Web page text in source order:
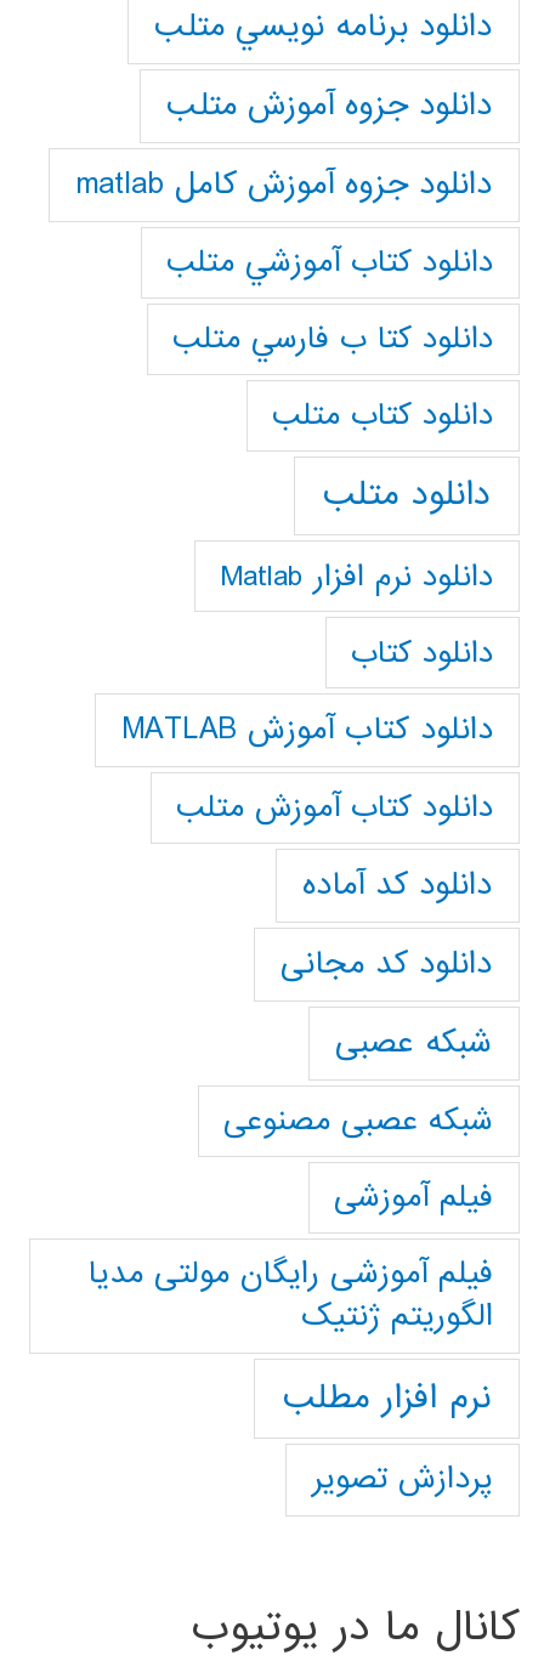
دانلود برنامه نويسي متلب
دانلود جزوه آموزش متلب
دانلود جزوه آموزش کامل matlab
دانلود كتاب آموزشي متلب
دانلود كتا ب فارسي متلب
دانلود كتاب متلب
دانلود متلب
دانلود نرم افزار Matlab
دانلود کتاب
دانلود کتاب آموزش MATLAB
دانلود کتاب آموزش متلب
دانلود کد آماده
دانلود کد مجانی
شبکه عصبی
شبکه عصبی مصنوعی
فیلم آموزشی
فیلم آموزشی رایگان مولتی مدیا
الگوریتم ژنتیک
نرم افزار مطلب
پردازش تصویر
کانال ما در یوتیوب